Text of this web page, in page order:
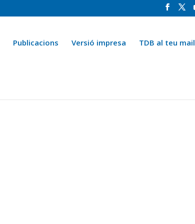
Publicacions Versió impresa TDB al teu mail